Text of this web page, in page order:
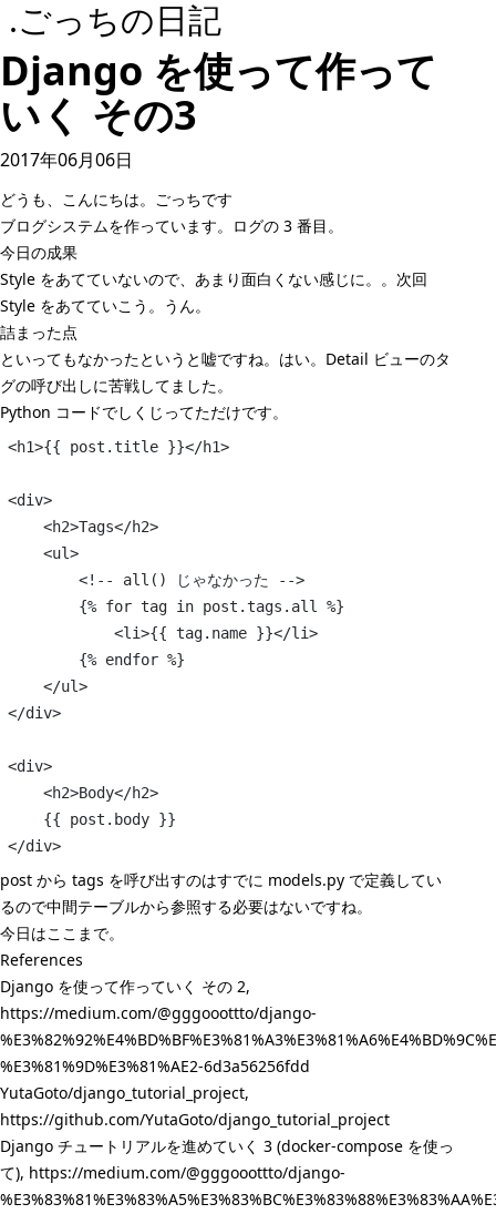
.ごっちの日記
Django を使って作って
いく その3
2017年06月06日
どうも、こんにちは。ごっちです
ブログシステムを作っています。ログの 3 番目。
今日の成果
Style をあてていないので、あまり面白くない感じに。。次回
Style をあてていこう。うん。
詰まった点
といってもなかったというと嘘ですね。はい。Detail ビューのタ
グの呼び出しに苦戦してました。
Python コードでしくじってただけです。
<h1>{{ post.title }}</h1>
<div>
    <h2>Tags</h2>
    <ul>
        <!-- all() じゃなかった -->
        {% for tag in post.tags.all %}
            <li>{{ tag.name }}</li>
        {% endfor %}
    </ul>
</div>
<div>
    <h2>Body</h2>
    {{ post.body }}
</div>
post から tags を呼び出すのはすでに models.py で定義してい
るので中間テーブルから参照する必要はないですね。
今日はここまで。
References
Django を使って作っていく その 2,
https://medium.com/@gggooottto/django-
%E3%81%9D%E3%81%AE2-6d3a56256fdd
YutaGoto/django_tutorial_project,
https://github.com/YutaGoto/django_tutorial_project
Django チュートリアルを進めていく 3 (docker-compose を使っ
て), https://medium.com/@gggooottto/django-